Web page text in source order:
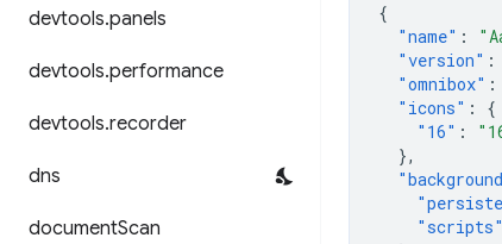
devtools.panels
devtools.performance
devtools.recorder
dns
documentScan
{
"name" :
"version" :
"omnibox" :
"icons" :
{
"16" :
},
"scripts"